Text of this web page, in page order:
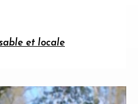
et locale